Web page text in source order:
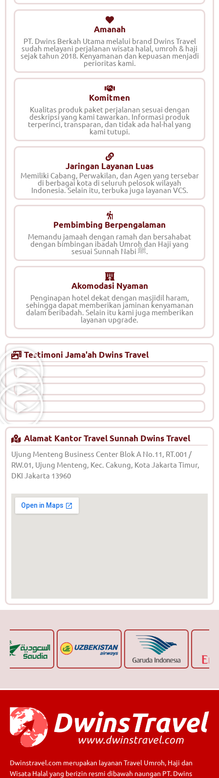
Amanah
PT. Dwins Berkah Utama melalui brand Dwins Travel
sudah melayani perjalanan wisata halal, umroh & haji
sejak tahun 2018. Kenyamanan dan kepuasan menjadi
perioritas kami.
Komitmen
Kualitas produk paket perjalanan sesuai dengan
deskripsi yang kami tawarkan. Informasi produk
terperinci, transparan, dan tidak ada hal-hal yang
kami tutupi.
Jaringan Layanan Luas
Memiliki Cabang, Perwakilan, dan Agen yang tersebar
di berbagai kota di seluruh pelosok wilayah
Indonesia. Selain itu, terbuka juga layanan VCS.
Pembimbing Berpengalaman
Memandu jamaah dengan ramah dan bersahabat
dengan bimbingan ibadah Umroh dan Haji yang
sesuai Sunnah Nabi ﷺ.
Akomodasi Nyaman
Penginapan hotel dekat dengan masjidil haram,
sehingga dapat memberikan jaminan kenyamanan
dalam beribadah. Selain itu kami juga memberikan
layanan upgrade.
Testimoni Jama'ah Dwins Travel
Alamat Kantor Travel Sunnah Dwins Travel
Ujung Menteng Business Center Blok A No.11, RT.001 /
RW.01, Ujung Menteng, Kec. Cakung, Kota Jakarta Timur,
DKI Jakarta 13960
Dwinstravel.com merupakan layanan Travel Umroh, Haji dan
Wisata Halal yang berizin resmi dibawah naungan PT. Dwins